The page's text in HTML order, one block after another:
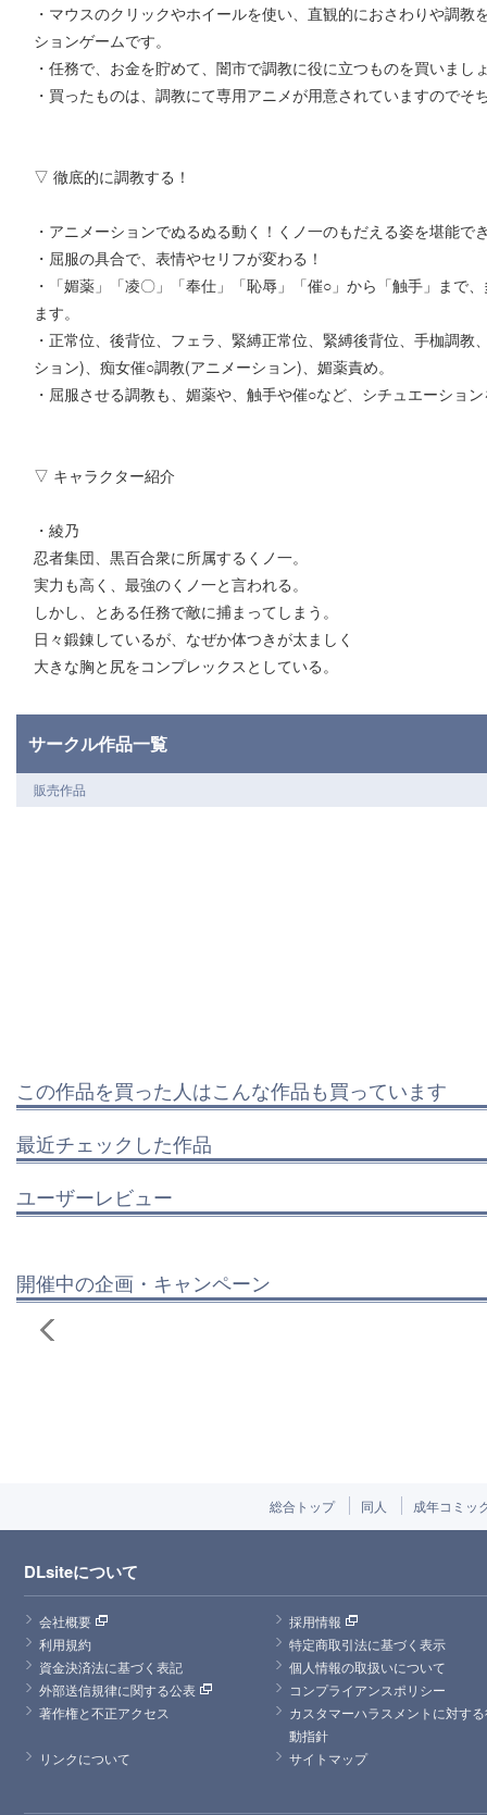
・マウスのクリックやホイールを使い、直観的におさわりや調
ションゲームです。
・任務で、お金を貯めて、闇市で調教に役に立つものを買いまし
・買ったものは、調教にて専用アニメが用意されていますのでそ
▽ 徹底的に調教する！
・アニメーションでぬるぬる動く！くノ一のもだえる姿を堪能で
・屈服の具合で、表情やセリフが変わる！
・「媚薬」「凌〇」「奉仕」「恥辱」「催○」から「触手」まで
ます。
・正常位、後背位、フェラ、緊縛正常位、緊縛後背位、手枷調
ション)、痴女催○調教(アニメーション)、媚薬責め。
・屈服させる調教も、媚薬や、触手や催○など、シチュエーショ
▽ キャラクター紹介
・綾乃
忍者集団、黒百合衆に所属するくノ一。
実力も高く、最強のくノ一と言われる。
しかし、とある任務で敵に捕まってしまう。
日々鍛錬しているが、なぜか体つきが太ましく
大きな胸と尻をコンプレックスとしている。
サークル作品一覧
販売作品
この作品を買った人はこんな作品も買っています
最近チェックした作品
ユーザーレビュー
開催中の企画・キャンペーン
総合トップ 同人 成年コミッ
DLsiteについて
会社概要
採用情報
利用規約
特定商取引法に基づく表示
資金決済法に基づく表記
個人情報の取扱いについて
外部送信規律に関する公表
コンプライアンスポリシー
著作権と不正アクセス
カスタマーハラスメントに対す
動指針
リンクについて
サイトマップ